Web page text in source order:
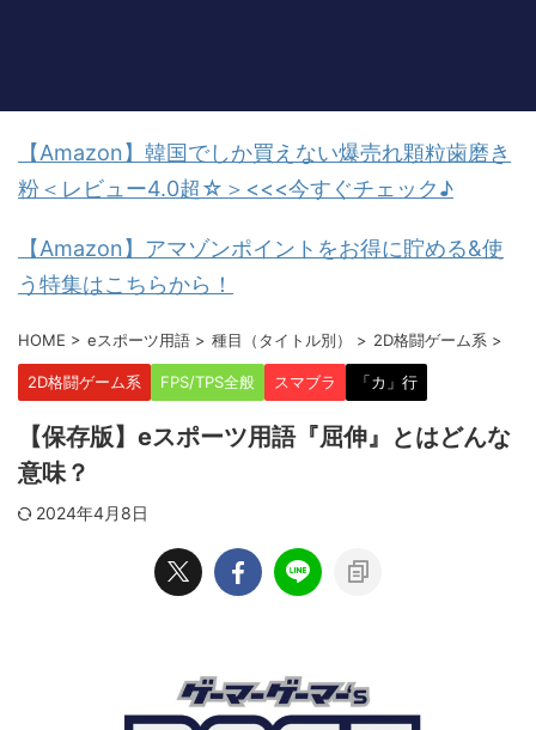
【Amazon】韓国でしか買えない爆売れ顆粒歯磨き
粉＜レビュー4.0超☆＞<<<今すぐチェック♪
【Amazon】アマゾンポイントをお得に貯める&使
う特集はこちらから！
HOME > eスポーツ用語 > 種目（タイトル別） > 2D格闘ゲーム系 >
2D格闘ゲーム系 FPS/TPS全般 スマブラ 「カ」行
【保存版】eスポーツ用語『屈伸』とはどんな
意味？
2024年4月8日